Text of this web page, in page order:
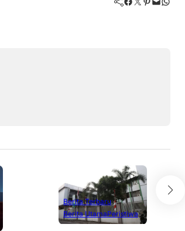
Berita Terbaru
Berita UtamaPeristiwa